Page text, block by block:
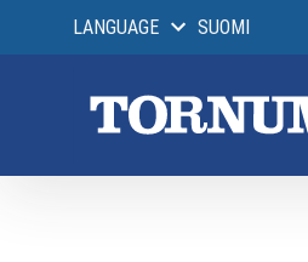
LANGUAGE SUOMI